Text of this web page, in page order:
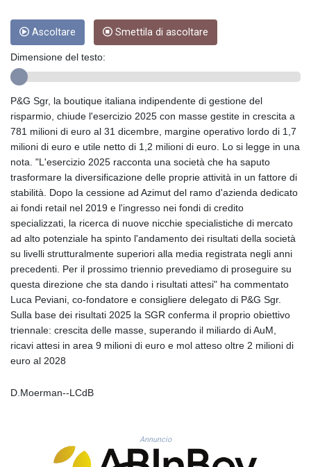
FKP 0.857432
GBP 0.857122
GIP 0.857432
GMD 84.842311
GNF 10135.249888
GTQ 8.805348
GYD 241.43004
HKD 9.054939
HNL 30.930577
HRK 7.534661
HTG 150.888179
HUF 363.741084
IDR 20659.564222
ILS 3.476689
IMP 0.857432
INR 109.925261
IQD 1511.781564
IRR
1586924.175584
KES 149.308045
KGS 100.942743
Ascoltare Smettila di ascoltare
Dimensione del testo:
P&G Sgr, la boutique italiana indipendente di gestione del
risparmio, chiude l'esercizio 2025 con masse gestite in crescita a
781 milioni di euro al 31 dicembre, margine operativo lordo di 1,7
milioni di euro e utile netto di 1,2 milioni di euro. Lo si legge in una
nota. "L'esercizio 2025 racconta una società che ha saputo
trasformare la diversificazione delle proprie attività in un fattore di
stabilità. Dopo la cessione ad Azimut del ramo d'azienda dedicato
ai fondi retail nel 2019 e l'ingresso nei fondi di credito
specializzati, la ricerca di nuove nicchie specialistiche di mercato
ad alto potenziale ha spinto l'andamento dei risultati della società
su livelli strutturalmente superiori alla media registrata negli anni
precedenti. Per il prossimo triennio prevediamo di proseguire su
questa direzione che sta dando i risultati attesi" ha commentato
Luca Peviani, co-fondatore e consigliere delegato di P&G Sgr.
Sulla base dei risultati 2025 la SGR conferma il proprio obiettivo
triennale: crescita delle masse, superando il miliardo di AuM,
ricavi attesi in area 9 milioni di euro e mol atteso oltre 2 milioni di
euro al 2028
D.Moerman--LCdB
Annuncio